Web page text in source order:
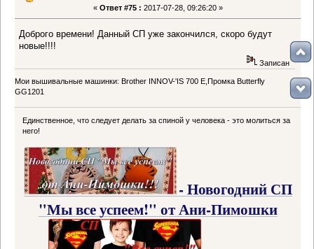
« Ответ #75 : 2017-07-28, 09:26:20 »
Доброго времени! Данный СП уже закончился, скоро будут
новые!!!!
Записан
Мои вышивальные машинки: Brother INNOV-'IS 700 Е,Промка Butterfly
GG1201
Единственное, что следует делать за спиной у человека - это молиться за
него!
- Новогодний СП
"Мы все успеем!" от Ани-Пимошки